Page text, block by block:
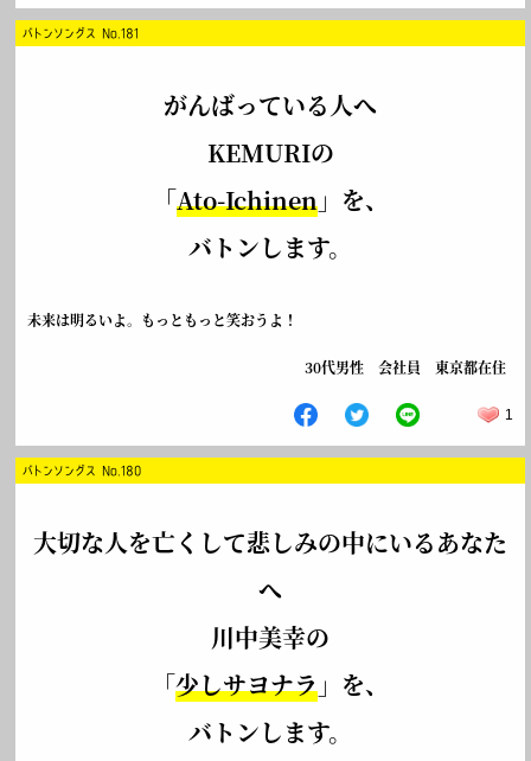
バトンソングス No.181
がんばっている人へ
KEMURIの
「Ato-Ichinen」を、
バトンします。
未来は明るいよ。もっともっと笑おうよ！
30代男性 会社員 東京都在住
1
バトンソングス No.180
大切な人を亡くして悲しみの中にいるあなた
へ
川中美幸の
「少しサヨナラ 」を、
バトンします。